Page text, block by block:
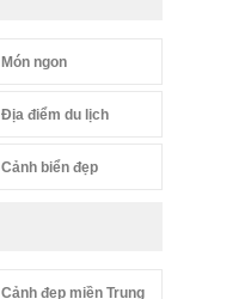
Món ngon
Địa điểm du lịch
Cảnh biển đẹp
Cảnh đẹp miền Trung